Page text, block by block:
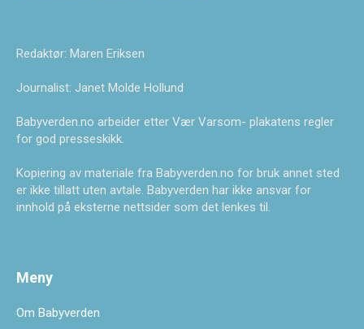
Redaktør: Maren Eriksen
Journalist: Janet Molde Hollund
Babyverden.no arbeider etter Vær Varsom- plakatens regler
for god presseskikk.
Kopiering av materiale fra Babyverden.no for bruk annet sted
er ikke tillatt uten avtale. Babyverden har ikke ansvar for
innhold på eksterne nettsider som det lenkes til.
Meny
Om Babyverden